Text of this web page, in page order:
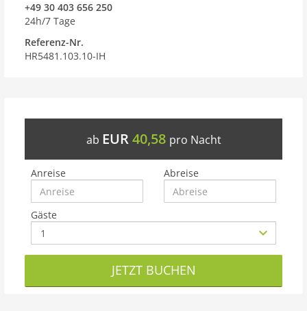
+49 30 403 656 250
24h/7 Tage
Referenz-Nr.
HR5481.103.10-IH
ab EUR 40,58 pro Nacht
Anreise Abreise
Gäste
JETZT BUCHEN